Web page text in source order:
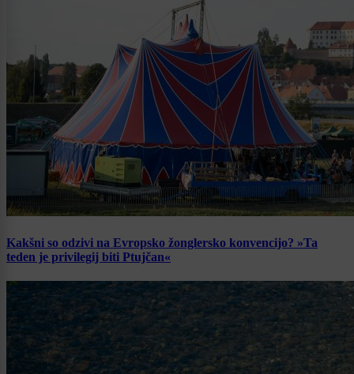
Kakšni so odzivi na Evropsko žonglersko konvencijo? »Ta
teden je privilegij biti Ptujčan«